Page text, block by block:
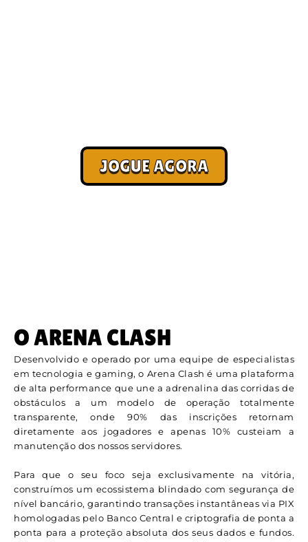
JOGUE AGORA
O ARENA CLASH
Desenvolvido e operado por uma equipe de especialistas
em tecnologia e gaming, o Arena Clash é uma plataforma
de alta performance que une a adrenalina das corridas de
obstáculos a um modelo de operação totalmente
transparente, onde 90% das inscrições retornam
diretamente aos jogadores e apenas 10% custeiam a
manutenção dos nossos servidores.
Para que o seu foco seja exclusivamente na vitória,
construímos um ecossistema blindado com segurança de
nível bancário, garantindo transações instantâneas via PIX
homologadas pelo Banco Central e criptografia de ponta a
ponta para a proteção absoluta dos seus dados e fundos.